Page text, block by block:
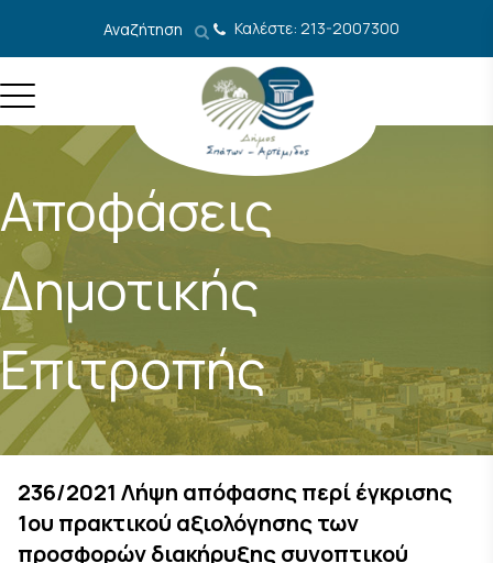
Αναζήτηση Καλέστε: 213-2007300
Αποφάσεις
Δημοτικής
Επιτροπής
236/2021 Λήψη απόφασης περί έγκρισης
1ου πρακτικού αξιολόγησης των
προσφορών διακήρυξης συνοπτικού